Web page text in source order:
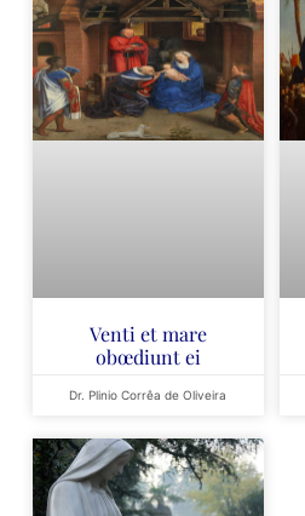
Venti et mare
obœdiunt ei
Dr. Plinio Corrêa de Oliveira